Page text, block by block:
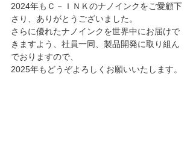
2024年もＣ－ＩＮＫのナノインクをご愛顧下
さり、ありがとうございました。
さらに優れたナノインクを世界中にお届けで
きますよう、社員一同、製品開発に取り組ん
でおりますので、
2025年もどうぞよろしくお願いいたします。